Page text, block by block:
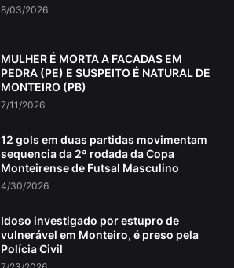
8/03/2026
MULHER É MORTA A FACADAS EM
PEDRA (PE) E SUSPEITO É NATURAL DE
MONTEIRO (PB)
7/11/2026
12 gols em duas partidas movimentam
sequencia da 2ª rodada da Copa
Monteirense de Futsal Masculino
4/30/2026
Idoso investigado por estupro de
vulnerável em Monteiro, é preso pela
Polícia Civil